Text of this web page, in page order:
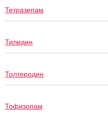
Тетразепам
Тилидин
Толтеродин
Тофизопам